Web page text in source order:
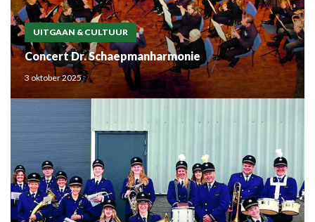
UITGAAN & CULTUUR
Concert Dr. Schaepmanharmonie
3 oktober 2025